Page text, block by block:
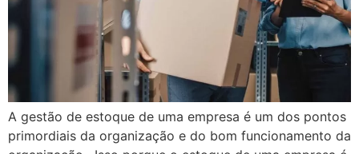
A gestão de estoque de uma empresa é um dos pontos
primordiais da organização e do bom funcionamento da